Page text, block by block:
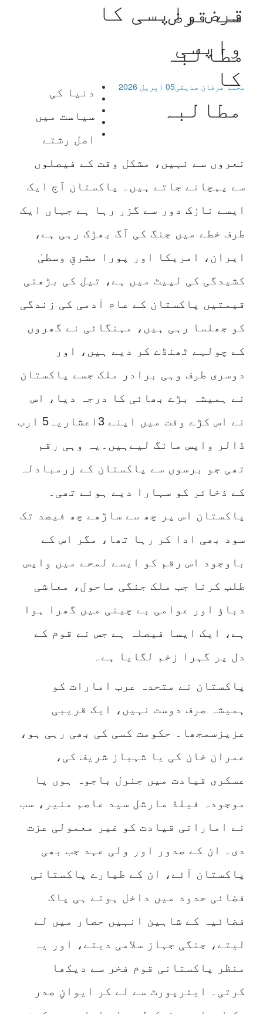
قرض واپسی کا
مطالبہ
محمد عرفان صدیقی05 اپریل 2026
دنیا کی
سیاست میں
اصل رشتے
نعروں سے نہیں، مشکل وقت کے فیصلوں
سے پہچانے جاتے ہیں۔ پاکستان آج ایک
ایسے نازک دور سے گزر رہا ہے جہاں ایک
طرف خطے میں جنگ کی آگ بھڑک رہی ہے،
ایران، امریکا اور پورا مشرقِ وسطیٰ
کشیدگی کی لپیٹ میں ہے، تیل کی بڑھتی
قیمتیں پاکستان کے عام آدمی کی زندگی
کو جھلسا رہی ہیں، مہنگائی نے گھروں
کے چولہے ٹھنڈے کر دیے ہیں، اور
دوسری طرف وہی برادر ملک جسے پاکستان
نے ہمیشہ بڑے بھائی کا درجہ دیا، اس
نے اس کڑے وقت میں اپنے 3اعشاریہ5 ارب
ڈالر واپس مانگ لیےہیں۔یہ وہی رقم
تھی جو برسوں سے پاکستان کے زرمبادلہ
کے ذخائر کو سہارا دیے ہوئے تھی۔
پاکستان اس پر چھ سے ساڑھے چھ فیصد تک
سود بھی ادا کر رہا تھا، مگر اس کے
باوجود اس رقم کو ایسے لمحے میں واپس
طلب کرنا جب ملک جنگی ماحول، معاشی
دباؤ اور عوامی بے چینی میں گھرا ہوا
ہے، ایک ایسا فیصلہ ہے جس نے قوم کے
دل پر گہرا زخم لگایا ہے۔
پاکستان نے متحدہ عرب امارات کو
ہمیشہ صرف دوست نہیں، ایک قریبی
عزیزسمجھا۔ حکومت کسی کی بھی رہی ہو،
عمران خان کی یا شہباز شریف کی،
عسکری قیادت میں جنرل باجوہ ہوں یا
موجودہ فیلڈ مارشل سید عاصم منیر، سب
نے اماراتی قیادت کو غیر معمولی عزت
دی۔ ان کے صدور اور ولی عہد جب بھی
پاکستان آئے، ان کے طیارے پاکستانی
فضائی حدود میں داخل ہوتے ہی پاک
فضائیہ کے شاہین انہیں حصار میں لے
لیتے، جنگی جہاز سلامی دیتے، اور یہ
منظر پاکستانی قوم فخر سے دیکھا
کرتی۔ ایئرپورٹ سے لے کر ایوانِ صدر